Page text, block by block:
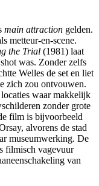
main attraction gelden.
metteur-en-scene.
the Trial (1981) laat
was. Zonder zelfs
Welles de set en liet
zich zou ontvouwen.
waar makkelijk
zonder grote
film is bijvoorbeeld
alvorens de stad
museumwerking. De
filmisch vagevuur
van